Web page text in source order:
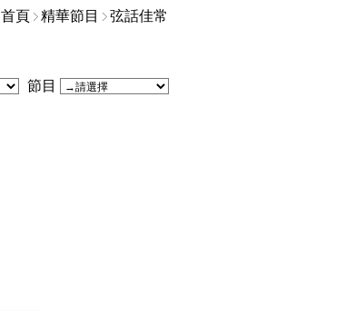
首頁 精華節目 弦話佳常
節目